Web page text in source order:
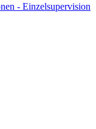
- Einzelsupervision